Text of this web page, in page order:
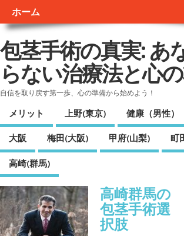
ホーム
包茎手術の真実: あ
らない治療法と心
自信を取り戻す第一歩、心の準備から始めよう！
メリット 上野(東京) 健康（男性）
大阪 梅田(大阪) 甲府(山梨) 町
高崎(群馬)
高崎群馬の
包茎手術選
択肢